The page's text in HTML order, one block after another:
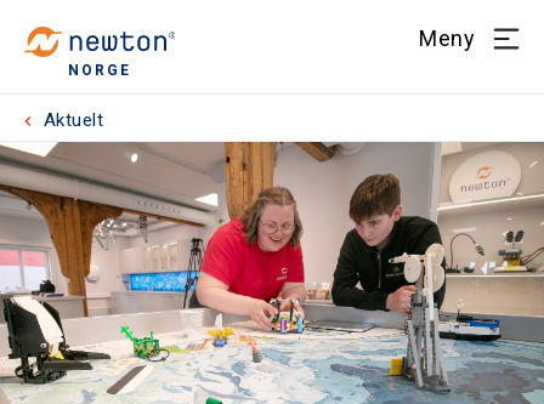
NORGE
Meny
Aktuelt